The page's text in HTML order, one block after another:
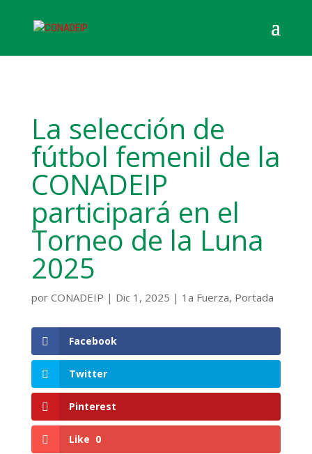
La selección de
fútbol femenil de la
CONADEIP
participará en el
Torneo de la Luna
2025
por CONADEIP | Dic 1, 2025 | 1a Fuerza, Portada
Facebook
Twitter
Pinterest
Like 0